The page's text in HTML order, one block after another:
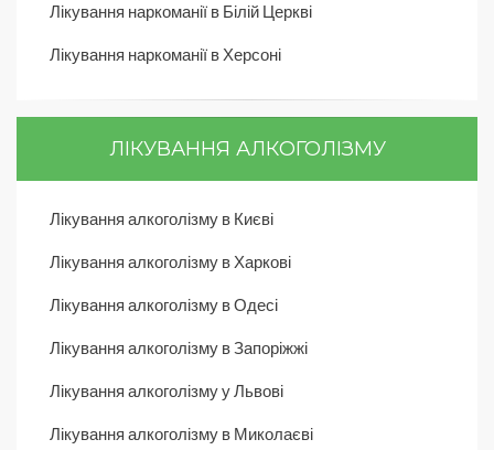
Лікування наркоманії в Білій Церкві
Лікування наркоманії в Херсоні
ЛІКУВАННЯ АЛКОГОЛІЗМУ
Лікування алкоголізму в Києві
Лікування алкоголізму в Харкові
Лікування алкоголізму в Одесі
Лікування алкоголізму в Запоріжжі
Лікування алкоголізму у Львові
Лікування алкоголізму в Миколаєві